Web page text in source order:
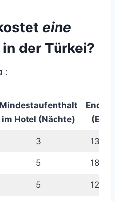
eine
in der Türkei?
:
Mindestaufenthalt
im Hotel (Nächte)
3 1350
5 1800
5 1200